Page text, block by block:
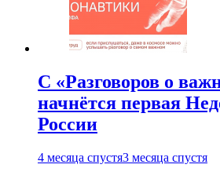
С «Разговоров о
начнётся первая
России
4 месяца спустя3 месяца спустя